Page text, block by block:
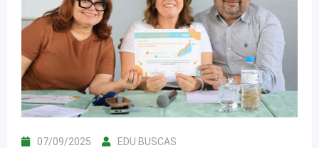
07/09/2025 EDU BUSCAS